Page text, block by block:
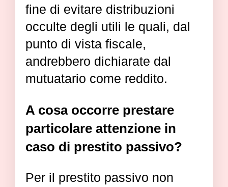
fine di evitare distribuzioni
occulte degli utili le quali, dal
punto di vista fiscale,
andrebbero dichiarate dal
mutuatario come reddito.
A cosa occorre prestare
particolare attenzione in
caso di prestito passivo?
Per il prestito passivo non